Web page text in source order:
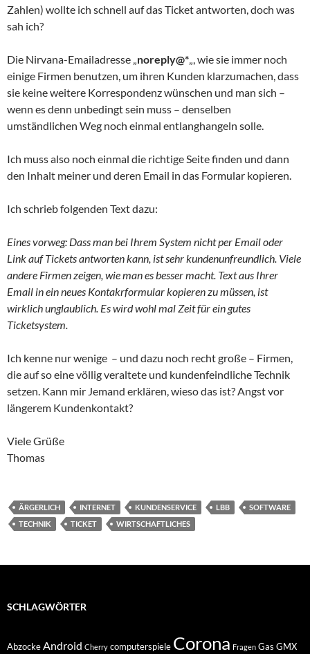
Zahlen) wollte ich schnell auf das Ticket antworten, doch was
sah ich?
Die Nirvana-Emailadresse „noreply@*„, wie sie immer noch
einige Firmen benutzen, um ihren Kunden klarzumachen, dass
sie keine weitere Korrespondenz wünschen und man sich –
wenn es denn unbedingt sein muss – denselben
umständlichen Weg noch einmal entlanghangeln solle.
Ich muss also noch einmal die richtige Seite finden und dann
den Inhalt meiner und deren Email in das Formular kopieren.
Ich schrieb folgenden Text dazu:
Eines vorweg: Dass man bei Ihrem System nicht per Email oder
Link auf Tickets antworten kann, ist sehr kundenunfreundlich. Viele
andere Firmen zeigen, wie man es besser macht. Text aus Ihrer
Email in ein neues Kontakrformular kopieren zu müssen, ist
wirklich unglaublich. Es wird wohl mal Zeit für ein gutes
Ticketsystem.
Ich kenne nur wenige – und dazu noch recht große – Firmen,
die auf so eine völlig veraltete und kundenfeindliche Technik
setzen. Kann mir Jemand erklären, wieso das ist? Angst vor
längerem Kundenkontakt?
Viele Grüße
Thomas
ÄRGERLICH INTERNET KUNDENSERVICE LBB
SOFTWARE
TECHNIK
TICKET WIRTSCHAFTLICHES
SCHLAGWÖRTER
AbzockeAndroid Cherry computerspiele Corona Fragen Gas GMX